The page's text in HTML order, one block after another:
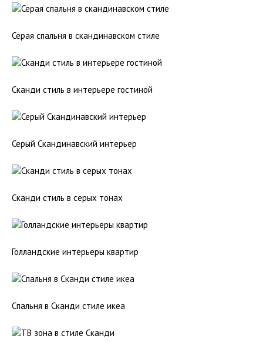
Серая спальня в скандинавском стиле
Сканди стиль в интерьере гостиной
Серый Скандинавский интерьер
Сканди стиль в серых тонах
Голландские интерьеры квартир
Спальня в Сканди стиле икеа